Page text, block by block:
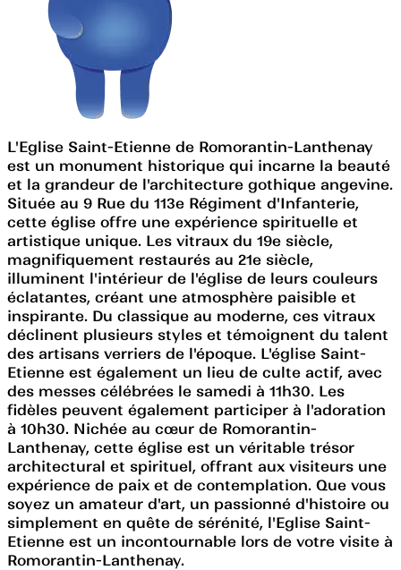
L'Eglise Saint-Etienne de Romorantin-Lanthenay
est un monument historique qui incarne la beauté
et la grandeur de l'architecture gothique angevine.
Située au 9 Rue du 113e Régiment d'Infanterie,
cette église offre une expérience spirituelle et
artistique unique. Les vitraux du 19e siècle,
magnifiquement restaurés au 21e siècle,
illuminent l'intérieur de l'église de leurs couleurs
éclatantes, créant une atmosphère paisible et
inspirante. Du classique au moderne, ces vitraux
déclinent plusieurs styles et témoignent du talent
des artisans verriers de l'époque. L'église Saint-
Etienne est également un lieu de culte actif, avec
des messes célébrées le samedi à 11h30. Les
fidèles peuvent également participer à l'adoration
à 10h30. Nichée au cœur de Romorantin-
Lanthenay, cette église est un véritable trésor
architectural et spirituel, offrant aux visiteurs une
expérience de paix et de contemplation. Que vous
soyez un amateur d'art, un passionné d'histoire ou
simplement en quête de sérénité, l'Eglise Saint-
Etienne est un incontournable lors de votre visite à
Romorantin-Lanthenay.